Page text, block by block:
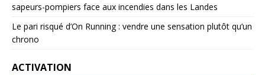
sapeurs-pompiers face aux incendies dans les Landes
Le pari risqué d’On Running : vendre une sensation plutôt qu’un
chrono
ACTIVATION